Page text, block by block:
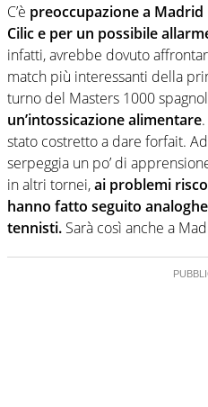
C’è preoccupazione a
Cilic e per un possibile
infatti, avrebbe dovuto
match più interessanti della
turno del Masters 1000
un’intossicazione alimentare
stato costretto a dare forfait.
serpeggia un po’ di
in altri tornei,ai problemi
hanno fatto seguito
tennisti. Sarà così anche a